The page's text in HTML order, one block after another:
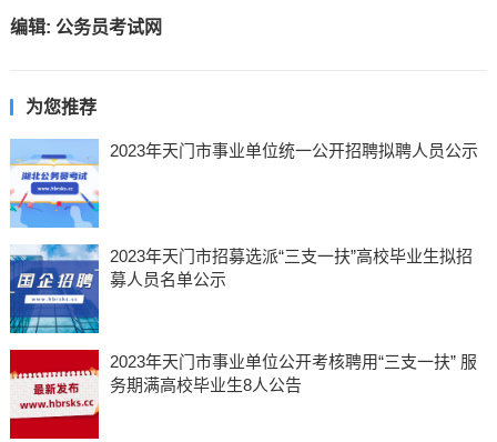
编辑: 公务员考试网
为您推荐
2023年天门市事业单位统一公开招聘拟聘人员公示
2023年天门市招募选派“三支一扶”高校毕业生拟招
募人员名单公示
2023年天门市事业单位公开考核聘用“三支一扶” 服
务期满高校毕业生8人公告